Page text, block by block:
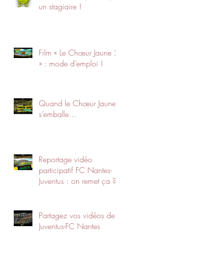
un stagiaire !
Film « Le Chœur Jaune 2
» : mode d’emploi !
Quand le Chœur Jaune
s’emballe…
Reportage vidéo
participatif FC Nantes-
Juventus : on remet ça ?
Partagez vos vidéos de
Juventus-FC Nantes